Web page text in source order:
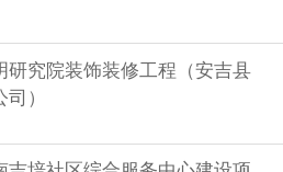
究院装饰装修工程（安吉县
）